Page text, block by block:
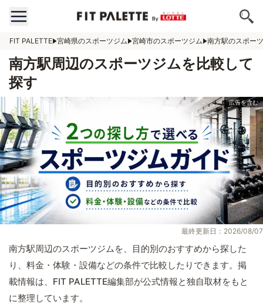
FIT PALETTE 宮崎県のスポーツジム 宮崎市のスポーツジム 南方駅のスポー
南方駅周辺のスポーツジムを比較して
探す
最終更新日：2026/08/07
南方駅周辺のスポーツジムを、目的別のおすすめから探した
り、料金・体験・設備などの条件で比較したりできます。掲
載情報は、FIT PALETTE編集部が公式情報と独自取材をもと
に整理しています。